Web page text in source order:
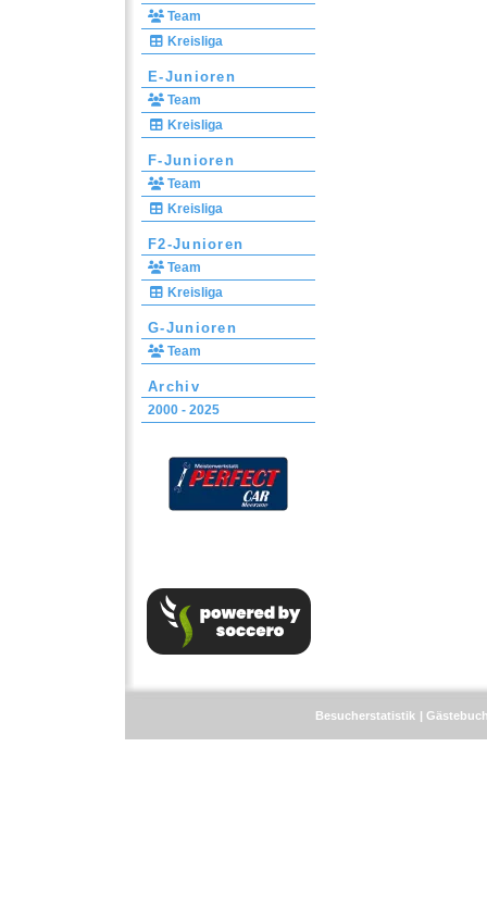
Team
Kreisliga
E-Junioren
Team
Kreisliga
F-Junioren
Team
Kreisliga
F2-Junioren
Team
Kreisliga
G-Junioren
Team
Archiv
2000 - 2025
Besucherstatistik